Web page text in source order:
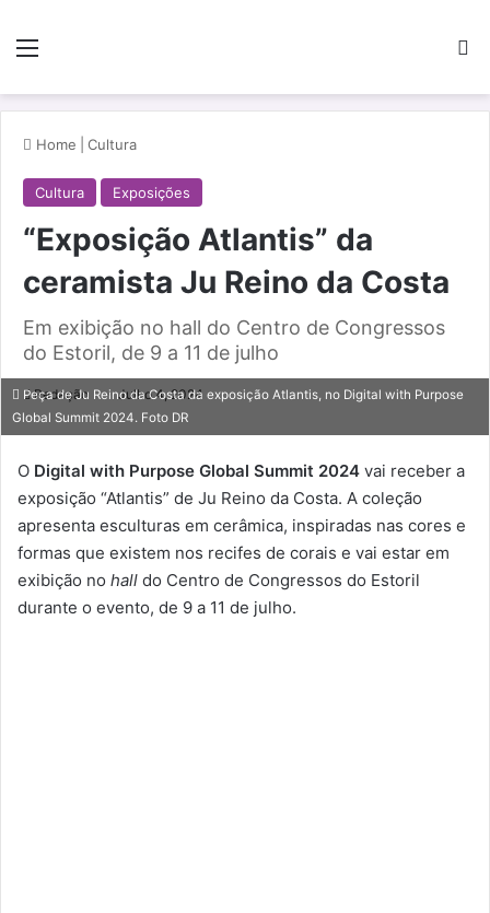
Menu
Home Cultura
Cultura Exposições
“Exposição Atlantis” da
ceramista Ju Reino da Costa
Em exibição no hall do Centro de Congressos
do Estoril, de 9 a 11 de julho
Redação Julho 4, 2024
Peça de Ju Reino da Costa da exposição Atlantis, no Digital with Purpose
Global Summit 2024. Foto DR
O Digital with Purpose Global Summit 2024 vai receber a
exposição “Atlantis” de Ju Reino da Costa. A coleção
apresenta esculturas em cerâmica, inspiradas nas cores e
formas que existem nos recifes de corais e vai estar em
exibição no hall do Centro de Congressos do Estoril
durante o evento, de 9 a 11 de julho.